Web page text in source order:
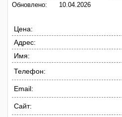
Обновлено:
10.04.2026
Цена:
Адрес:
Имя:
Телефон:
Email:
Сайт: